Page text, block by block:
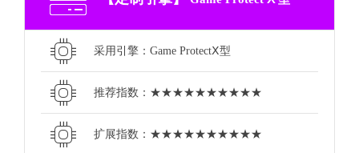
采用引擎：Game ProtectⅩ型
推荐指数：★★★★★★★★★★
扩展指数：★★★★★★★★★★